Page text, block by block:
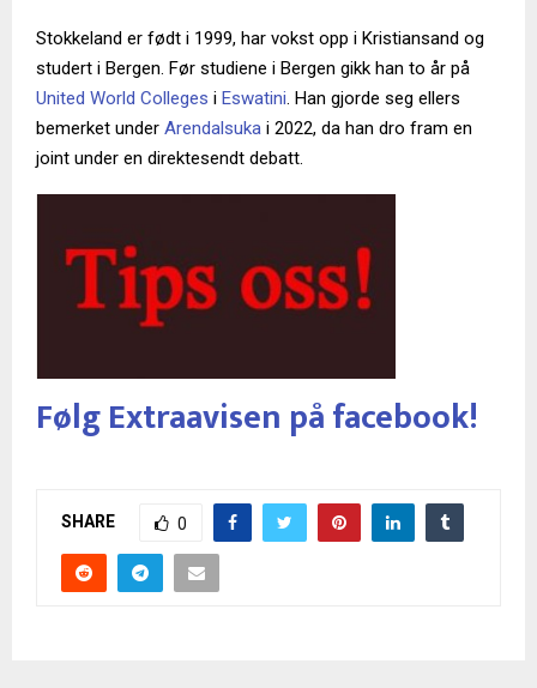
Stokkeland er født i 1999, har vokst opp i Kristiansand og
studert i Bergen. Før studiene i Bergen gikk han to år på
United World Colleges i Eswatini. Han gjorde seg ellers
bemerket under Arendalsuka i 2022, da han dro fram en
joint under en direktesendt debatt.
Følg Extraavisen på facebook!
SHARE 0